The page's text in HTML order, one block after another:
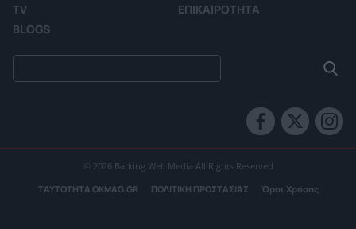
TV
ΕΠΙΚΑΙΡΟΤΗΤΑ
BLOGS
© 2026 Barking Well Media All Rights Reserved
ΤΑΥΤΟΤΗΤΑ OKMAG.GR ΠΟΛΙΤΙΚΗ ΠΡΟΣΤΑΣΙΑΣ Όροι Χρήσης